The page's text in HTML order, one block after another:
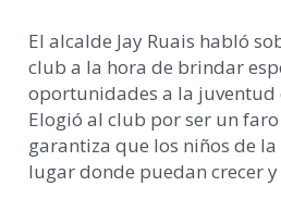
El alcalde Jay Ruais habló
club a la hora de brindar
oportunidades a la juventud
Elogió al club por ser un
garantiza que los niños de
lugar donde puedan crecer